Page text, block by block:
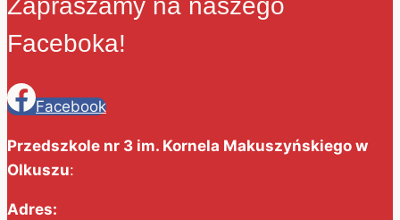
Zapraszamy na naszego
Faceboka!
Facebook
Przedszkole nr 3 im. Kornela Makuszyńskiego w
Olkuszu:
Adres: